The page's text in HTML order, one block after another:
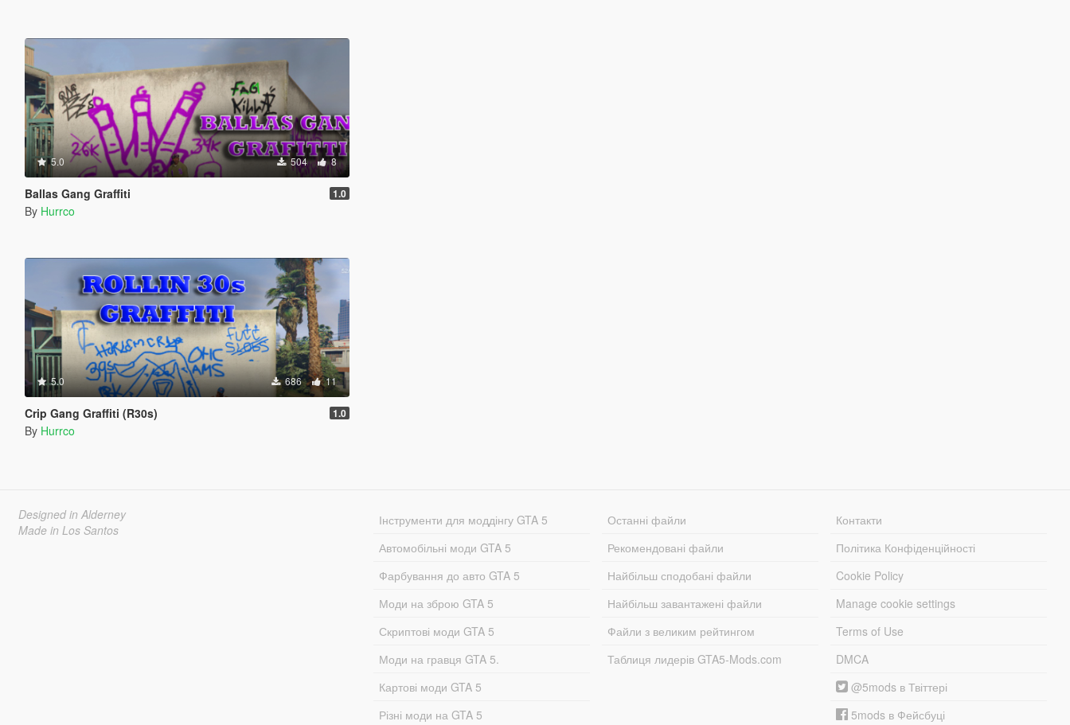
5.0 504 8
Ballas Gang Graffiti 1.0
By Hurrco
5.0 686 11
Crip Gang Graffiti (R30s) 1.0
By Hurrco
Designed in Alderney
Made in Los Santos
Інструменти для моддінгу GTA 5
Автомобільні моди GTA 5
Фарбування до авто GTA 5
Моди на зброю GTA 5
Скриптові моди GTA 5
Моди на гравця GTA 5.
Картові моди GTA 5
Різні моди на GTA 5
Останні файли
Рекомендовані файли
Найбільш сподобані файли
Найбільш завантажені файли
Файли з великим рейтингом
Таблиця лидерів GTA5-Mods.com
Контакти
Політика Конфіденційності
Cookie Policy
Manage cookie settings
Terms of Use
DMCA
@5mods в Твіттері
5mods в Фейсбуці